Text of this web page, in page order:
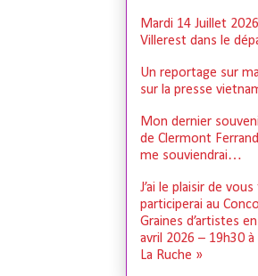
Mardi 14 Juillet
Villerest dans le
Un reportage sur
sur la presse
Mon dernier
de Clermont
me souviendrai…
J’ai le plaisir de
participerai au
Graines d’artistes
avril 2026 – 19h30
La Ruche »